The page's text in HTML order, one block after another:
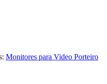
Monitores para Video Porteiro